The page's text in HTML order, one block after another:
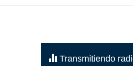
Transmitiendo